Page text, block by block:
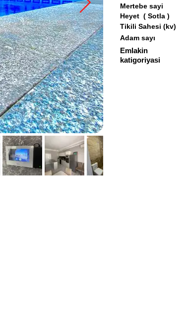
Mertebe sayi
Heyet ( Sotla )
Tikili Sahesi (kv)
Emlakin
katigoriyasi
Adam sayı